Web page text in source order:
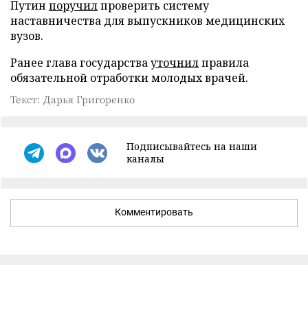
Путин поручилпроверить систему
наставничества для выпускников медицинских
вузов.
Ранее глава государствауточнилправила
обязательной отработки молодых врачей.
Текст: Дарья Григоренко
Подписывайтесь на наши
каналы
Комментировать